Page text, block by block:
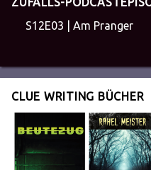
S12E03 | Am Pranger
CLUE WRITING BÜCHER